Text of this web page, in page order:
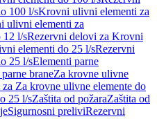
100 l/sKrovni ulivni elementi za
ulivni elementi za
12 l/sRezervni delovi za Krovni
elementi do 25 l/sRezervni
25 l/sElementi parne
braneZa krovne ulivne
Za krovne ulivne elemente do
25 l/sZaštita od požaraZaštita od
Sigurnosni preliviRezervni